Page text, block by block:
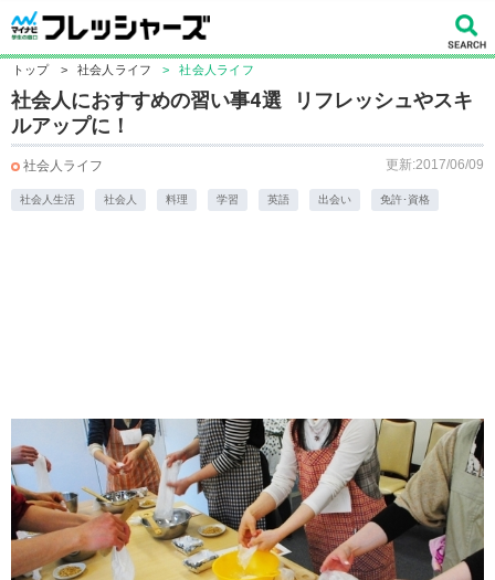
トップ > 社会人ライフ > 社会人ライフ
社会人におすすめの習い事4選 リフレッシュやスキ
ルアップに！
社会人ライフ 更新:2017/06/09
社会人生活 社会人 料理 学習 英語 出会い 免許･資格